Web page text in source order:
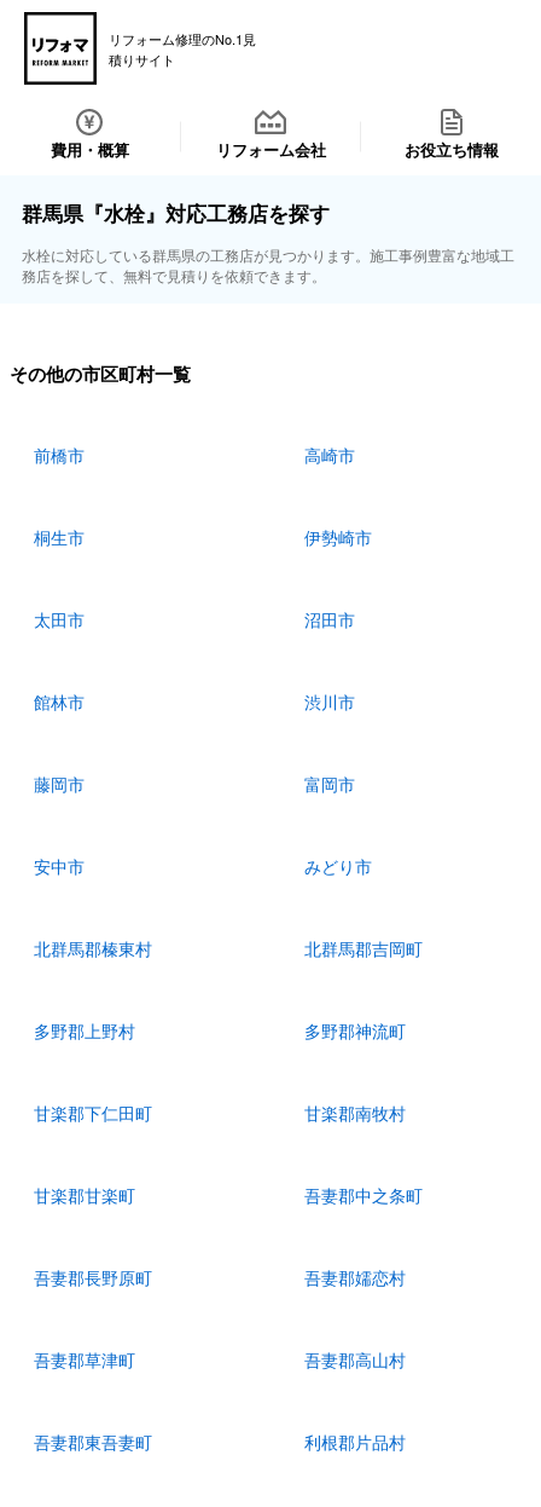
リフォーム修理のNo.1見
積りサイト
費用・概算 リフォーム会社 お役立ち情報
群馬県『水栓』対応工務店を探す
水栓に対応している群馬県の工務店が見つかります。施工事例豊富な地域工
務店を探して、無料で見積りを依頼できます。
その他の市区町村一覧
前橋市 高崎市
桐生市 伊勢崎市
太田市 沼田市
館林市 渋川市
藤岡市 富岡市
安中市 みどり市
北群馬郡榛東村 北群馬郡吉岡町
多野郡上野村 多野郡神流町
甘楽郡下仁田町 甘楽郡南牧村
甘楽郡甘楽町 吾妻郡中之条町
吾妻郡長野原町 吾妻郡嬬恋村
吾妻郡草津町 吾妻郡高山村
吾妻郡東吾妻町 利根郡片品村